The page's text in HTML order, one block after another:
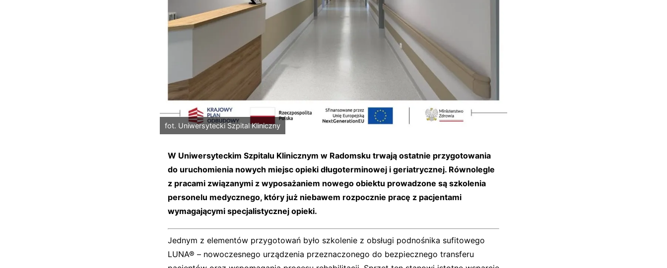
fot. Uniwersytecki Szpital Kliniczny
W Uniwersyteckim Szpitalu Klinicznym w Radomsku trwają ostatnie przygotowania
do uruchomienia nowych miejsc opieki długoterminowej i geriatrycznej. Równolegle
z pracami związanymi z wyposażaniem nowego obiektu prowadzone są szkolenia
personelu medycznego, który już niebawem rozpocznie pracę z pacjentami
wymagającymi specjalistycznej opieki.
Jednym z elementów przygotowań było szkolenie z obsługi podnośnika sufitowego
LUNA® – nowoczesnego urządzenia przeznaczonego do bezpiecznego transferu